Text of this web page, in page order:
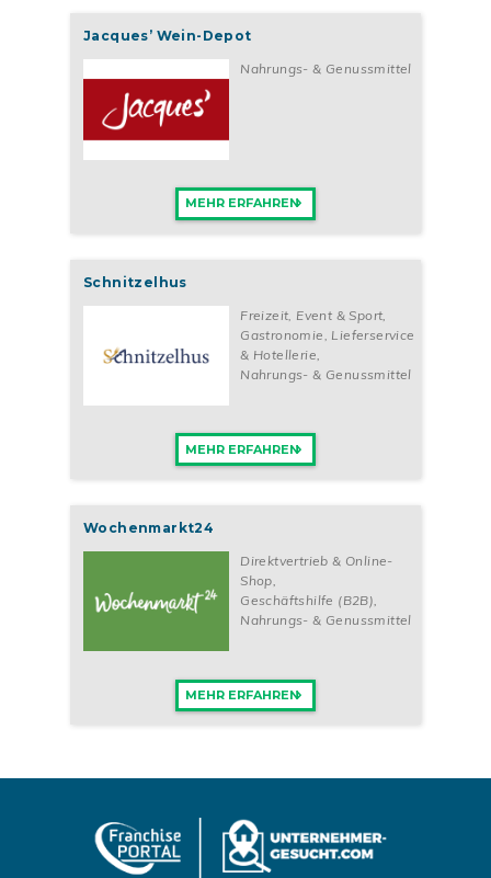
Jacques’ Wein-Depot
Nahrungs- & Genussmittel
MEHR ERFAHREN
Schnitzelhus
Freizeit, Event & Sport
Gastronomie, Lieferservice
& Hotellerie
Nahrungs- & Genussmittel
MEHR ERFAHREN
Wochenmarkt24
Direktvertrieb & Online-
Shop,
Geschäftshilfe (B2B),
Nahrungs- & Genussmittel
MEHR ERFAHREN